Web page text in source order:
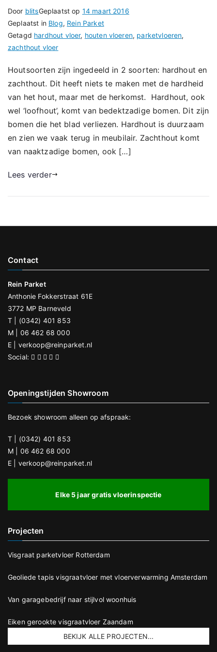
Door blitsGeplaatst op 14 maart 2016
Geplaatst in Blog, Rein Parket
Getagd hardhout vloer, houten vloeren, parketvloeren,
zachthout vloer
Houtsoorten zijn ingedeeld in 2 soorten: hardhout en
zachthout. Dit heeft niets te maken met de hardheid
van het hout, maar met de herkomst. Hardhout, ook
wel ‘loofhout’, komt van bedektzadige bomen. Dit zijn
bomen die het blad verliezen. Hardhout is duurzaam
en zien we vaak terug in meubilair. Zachthout komt
van naaktzadige bomen, ook […]
Lees verder
Contact
Rein Parket
Anthonie Fokkerstraat 61E
3772 MP Barneveld
T | (0342) 401 853
M | 06 462 68 000
E | verkoop@reinparket.nl
Social:
Openingstijden Showroom
Bezoek showroom alleen op afspraak:
T | (0342) 401 853
M | 06 462 68 000
E | verkoop@reinparket.nl
Elke 5 jaar gratis vloerinspectie
Projecten
Visgraat parketvloer Rotterdam
Geoliede tapis visgraatvloer met vloerverwarming Amsterdam
Van garagebedrijf naar stijlvol woonhuis
Eiken gerookte visgraatvloer Zaandam
BEKIJK ALLE PROJECTEN...